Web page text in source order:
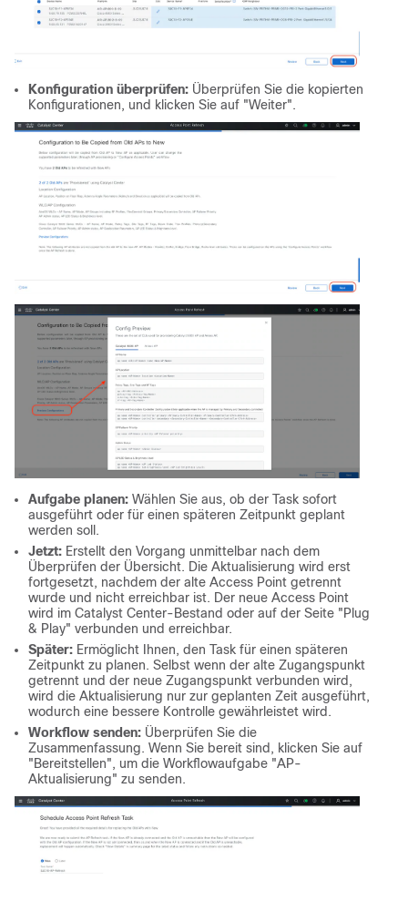
Konfiguration überprüfen: Überprüfen Sie die kopierten
Konfigurationen, und klicken Sie auf "Weiter".
Aufgabe planen: Wählen Sie aus, ob der Task sofort
ausgeführt oder für einen späteren Zeitpunkt geplant
werden soll.
Jetzt: Erstellt den Vorgang unmittelbar nach dem
Überprüfen der Übersicht. Die Aktualisierung wird erst
fortgesetzt, nachdem der alte Access Point getrennt
wurde und nicht erreichbar ist. Der neue Access Point
wird im Catalyst Center-Bestand oder auf der Seite "Plug
& Play" verbunden und erreichbar.
Später: Ermöglicht Ihnen, den Task für einen späteren
Zeitpunkt zu planen. Selbst wenn der alte Zugangspunkt
getrennt und der neue Zugangspunkt verbunden wird,
wird die Aktualisierung nur zur geplanten Zeit ausgeführt,
wodurch eine bessere Kontrolle gewährleistet wird.
Workflow senden: Überprüfen Sie die
Zusammenfassung. Wenn Sie bereit sind, klicken Sie auf
"Bereitstellen", um die Workflowaufgabe "AP-
Aktualisierung" zu senden.